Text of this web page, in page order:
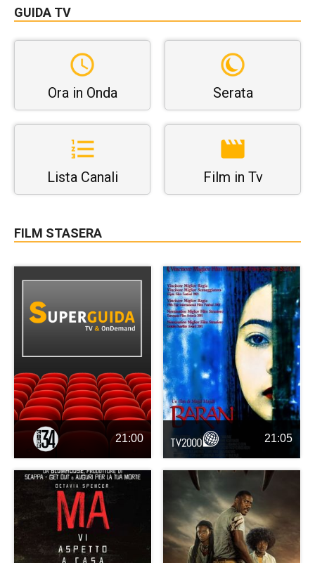
GUIDA TV
Ora in Onda Serata
Lista Canali Film in Tv
FILM STASERA
21:00 21:05